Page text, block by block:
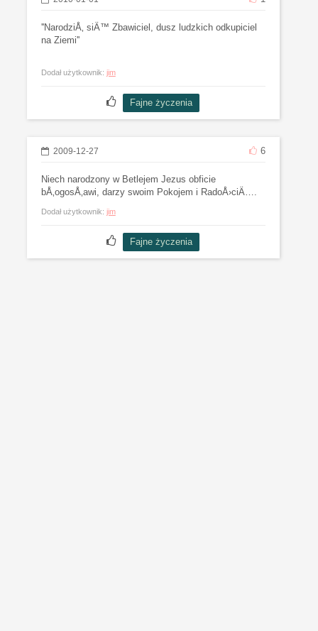
''NarodziÅ‚ siÄ™ Zbawiciel, dusz ludzkich odkupiciel
na Ziemi''
Dodał użytkownik: jim
2009-12-27 6
Niech narodzony w Betlejem Jezus obficie
bÅ‚ogosÅ‚awi, darzy swoim Pokojem i RadoÅ›ciÄ….
Dodał użytkownik: jim